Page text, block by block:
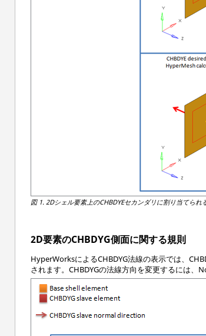
図 1. 2Dシェル要素上のCHBDYEセカンダリに割り当てられ
2D要素のCHBDYG側面に関する規則
HyperWorksによるCHBDYG法線の表示では、
されます。CHBDYGの法線方向を変更するには、